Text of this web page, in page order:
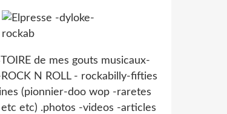
de mes gouts musicaux-
ROCK N ROLL - rockabilly-fifties
(pionnier-doo wop -raretes
etc) .photos -videos -articles